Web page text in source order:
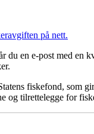
på nett.
du en e-post med en
fiskefond, som
og tilrettelegge for